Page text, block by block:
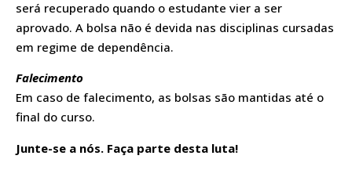
será recuperado quando o estudante vier a ser
aprovado. A bolsa não é devida nas disciplinas cursadas
em regime de dependência.
Falecimento
Em caso de falecimento, as bolsas são mantidas até o
final do curso.
Junte-se a nós. Faça parte desta luta!